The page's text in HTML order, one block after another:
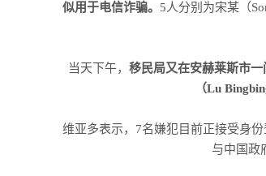
似用于电信诈骗。 5人分别为宋某（
当天下午， 移民局又在安赫莱斯市
（Lu
维亚多表示，7名嫌犯目前正接受身
与中国政